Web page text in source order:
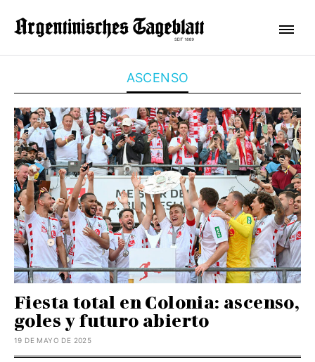
ASCENSO
Fiesta total en Colonia: ascenso,
goles y futuro abierto
19 DE MAYO DE 2025